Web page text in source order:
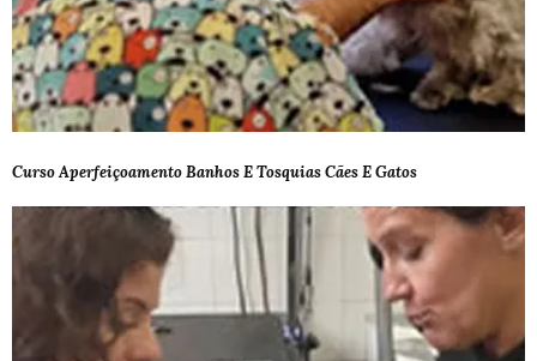
Curso Aperfeiçoamento Banhos E Tosquias Cães E Gatos